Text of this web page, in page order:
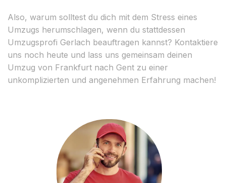
Also, warum solltest du dich mit dem Stress eines
Umzugs herumschlagen, wenn du stattdessen
Umzugsprofi Gerlach beauftragen kannst? Kontaktiere
uns noch heute und lass uns gemeinsam deinen
Umzug von Frankfurt nach Gent zu einer
unkomplizierten und angenehmen Erfahrung machen!